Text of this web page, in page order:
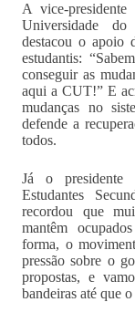
A vice-presidente
Universidade
destacou o apoio
estudantis:
conseguir as
aqui a CUT!” E
mudanças no
defende a
todos.
Já o presidente
Estudantes
recordou que
mantêm
forma, o
pressão sobre o
propostas, e
bandeiras até que